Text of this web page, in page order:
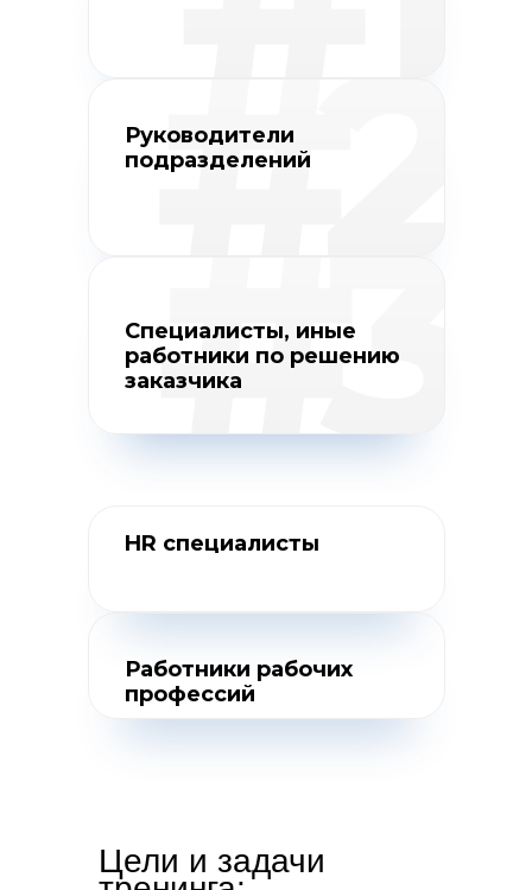
Специалисты, иные
работники по решению
заказчика
Руководители
подразделений
Работники рабочих
профессий
HR специалисты
Цели и задачи